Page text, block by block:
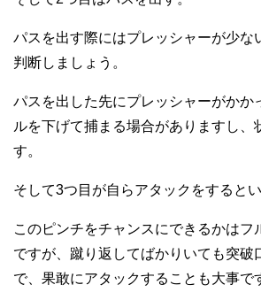
パスを出す際にはプレッシャーが少な
判断しましょう。
パスを出した先にプレッシャーがかか
ルを下げて捕まる場合がありますし、
す。
そして3つ目が自らアタックをするとい
このピンチをチャンスにできるかはフ
ですが、蹴り返してばかりいても突破
で、果敢にアタックすることも大事で